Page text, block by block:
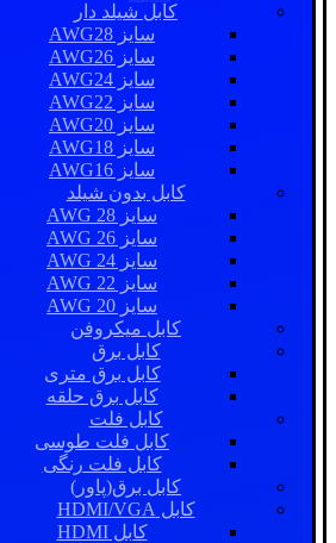
کابل شیلد دار
سایز AWG28
سایز AWG26
سایز AWG24
سایز AWG22
سایز AWG20
سایز AWG18
سایز AWG16
کابل بدون شیلد
سایز AWG 28
سایز AWG 26
سایز AWG 24
سایز AWG 22
سایز AWG 20
کابل میکروفن
کابل برق
کابل برق متری
کابل برق حلقه
کابل فلت
کابل فلت طوسی
کابل فلت رنگی
کابل برق(پاور)
کابل HDMI/VGA
کابل HDMI